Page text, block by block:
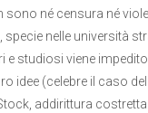
sono né censura né
nelle università
e studiosi viene
idee (celebre il caso
addirittura